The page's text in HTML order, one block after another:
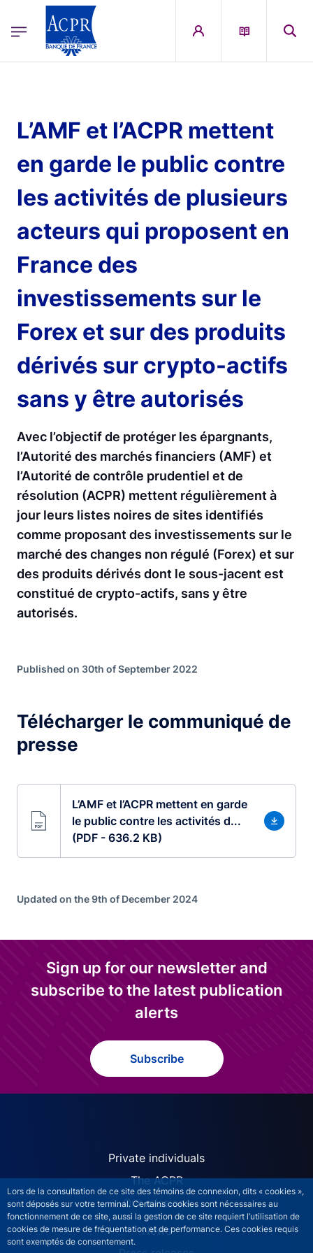
Lors de la consultation de ce site des témoins de connexion, dits « cookies »,
sont déposés sur votre terminal. Certains cookies sont nécessaires au
fonctionnement de ce site, aussi la gestion de ce site requiert l’utilisation de
cookies de mesure de fréquentation et de performance. Ces cookies requis
sont exemptés de consentement.
ACPR Menu Principal (English)
L’AMF et l’ACPR mettent
en garde le public contre
les activités de plusieurs
acteurs qui proposent en
France des
investissements sur le
Forex et sur des produits
dérivés sur crypto-actifs
sans y être autorisés
Avec l’objectif de protéger les épargnants,
l’Autorité des marchés financiers (AMF) et
l’Autorité de contrôle prudentiel et de
résolution (ACPR) mettent régulièrement à
jour leurs listes noires de sites identifiés
comme proposant des investissements sur le
marché des changes non régulé (Forex) et sur
des produits dérivés dont le sous-jacent est
constitué de crypto-actifs, sans y être
autorisés.
Published on 30th of September 2022
Télécharger le communiqué de
presse
L’AMF et l’ACPR mettent en garde
le public contre les activités d...
(PDF - 636.2 KB)
Updated on the 9th of December 2024
Sign up for our newsletter and
subscribe to the latest publication
alerts
Subscribe
ACPR site navigation
Private individuals
The ACPR
Our missions
News